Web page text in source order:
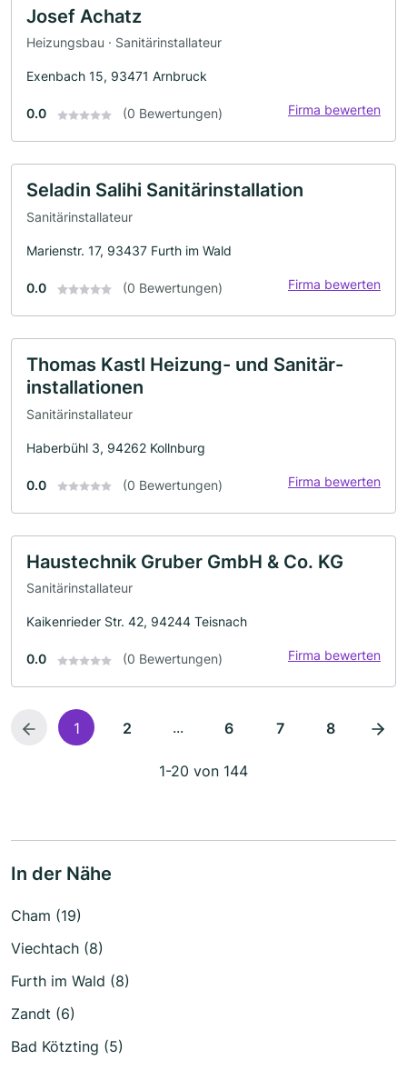
Josef Achatz
Heizungsbau · Sanitärinstallateur
Exenbach 15, 93471 Arnbruck
0.0 (0 Bewertungen) Firma bewerten
Seladin Salihi Sanitärinstallation
Sanitärinstallateur
Marienstr. 17, 93437 Furth im Wald
0.0 (0 Bewertungen) Firma bewerten
Thomas Kastl Heizung- und Sanitär-
installationen
Sanitärinstallateur
Haberbühl 3, 94262 Kollnburg
0.0 (0 Bewertungen) Firma bewerten
Haustechnik Gruber GmbH & Co. KG
Sanitärinstallateur
Kaikenrieder Str. 42, 94244 Teisnach
0.0 (0 Bewertungen) Firma bewerten
1 2 ... 6 7 8
1-20 von 144
In der Nähe
Cham (19)
Viechtach (8)
Furth im Wald (8)
Zandt (6)
Bad Kötzting (5)